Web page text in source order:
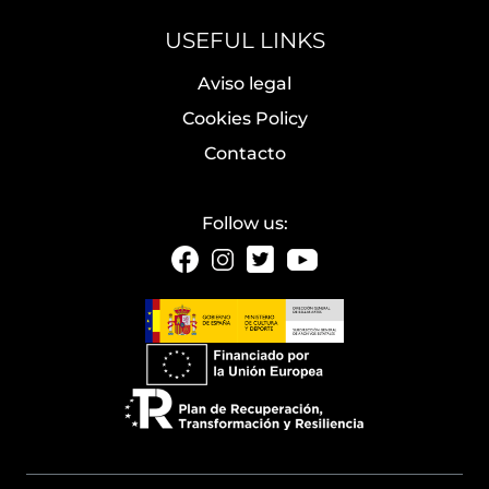
USEFUL LINKS
Aviso legal
Cookies Policy
Contacto
Follow us: